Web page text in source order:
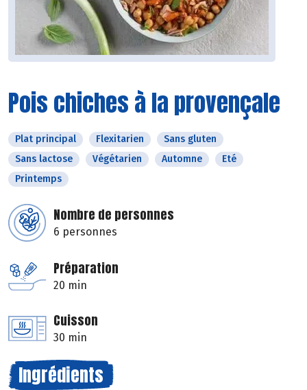
Pois chiches à la provençale
Plat principal Flexitarien
Sans gluten
Sans lactose
Végétarien Automne
Eté
Printemps
Nombre de personnes
6 personnes
Préparation
20 min
Cuisson
30 min
Ingrédients